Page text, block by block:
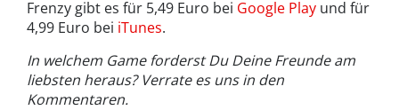
Frenzy gibt es für 5,49 Euro bei Google Play und für
4,99 Euro bei iTunes.
In welchem Game forderst Du Deine Freunde am
liebsten heraus? Verrate es uns in den
Kommentaren.